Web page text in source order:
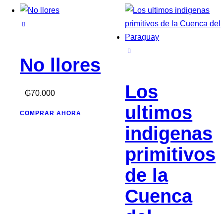
No llores
₲70.000
COMPRAR AHORA
Los
ultimos
indigenas
primitivos
de la
Cuenca